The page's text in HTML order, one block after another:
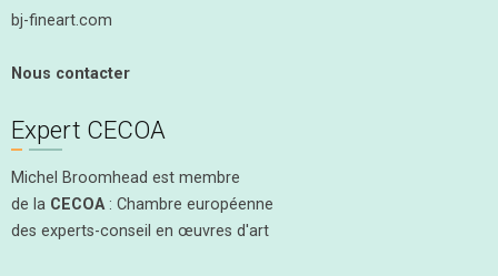
bj-fineart.com
Nous contacter
Expert CECOA
Michel Broomhead est membre
de la CECOA: Chambre européenne
des experts-conseil en œuvres d'art